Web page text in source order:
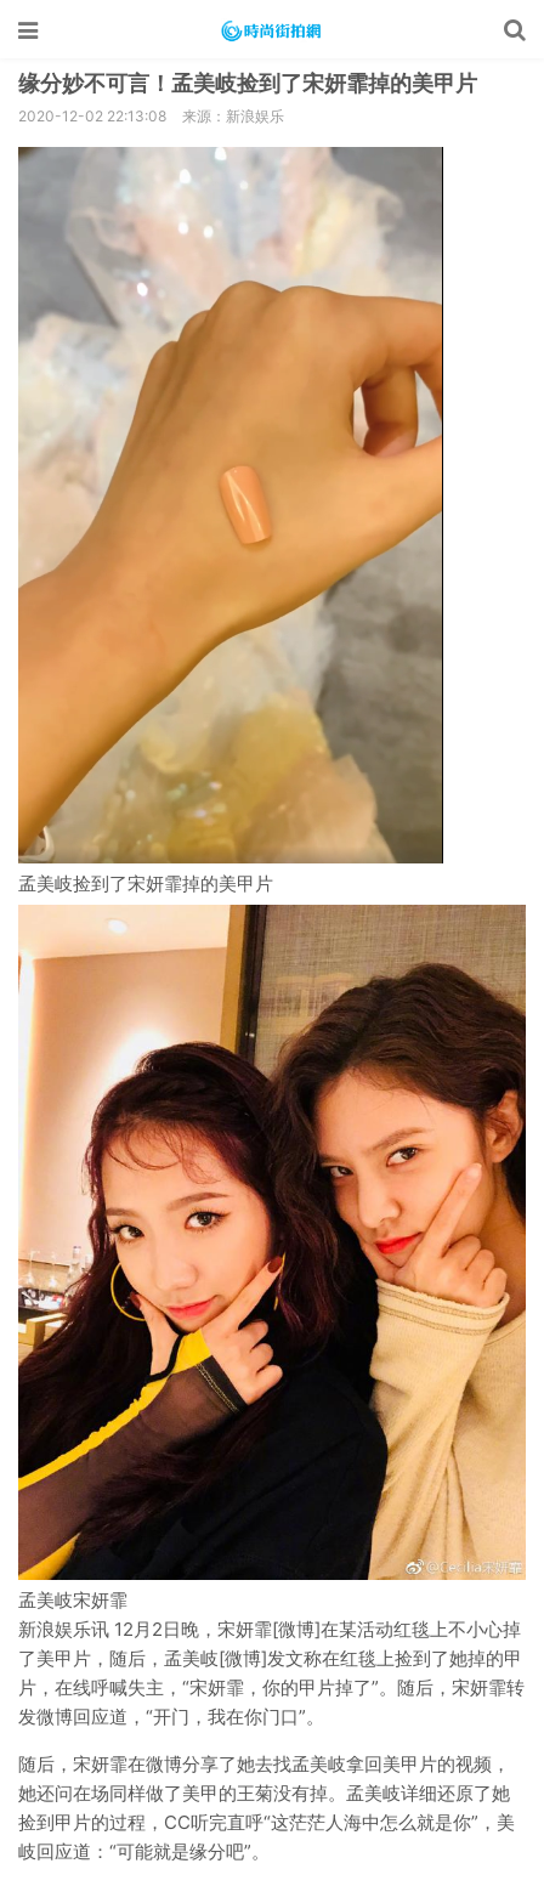
缘分妙不可言！孟美岐捡到了宋妍霏掉的美甲片
2020-12-02 22:13:08 来源：新浪娱乐
孟美岐捡到了宋妍霏掉的美甲片
孟美岐宋妍霏
新浪娱乐讯 12月2日晚，宋妍霏[微博]在某活动红毯上不小心掉
了美甲片，随后，孟美岐[微博]发文称在红毯上捡到了她掉的甲
片，在线呼喊失主，“宋妍霏，你的甲片掉了”。随后，宋妍霏转
发微博回应道，“开门，我在你门口”。
随后，宋妍霏在微博分享了她去找孟美岐拿回美甲片的视频，
她还问在场同样做了美甲的王菊没有掉。孟美岐详细还原了她
捡到甲片的过程，CC听完直呼“这茫茫人海中怎么就是你”，美
岐回应道：“可能就是缘分吧”。